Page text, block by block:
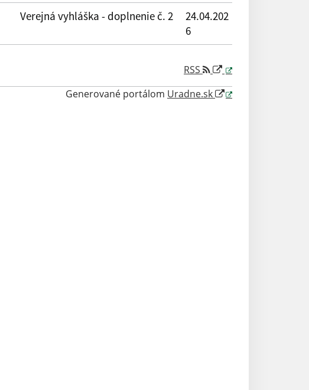
Verejná vyhláška - doplnenie č. 2
24.04.202
6
RSS
Generované portálom Uradne.sk